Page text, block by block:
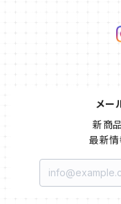
メー
新商
最新情